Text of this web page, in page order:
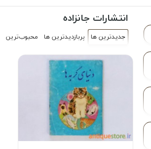
انتشارات جانزاده
جدیدترین ها پربازدیدترین ها محبوب‌‌ترین